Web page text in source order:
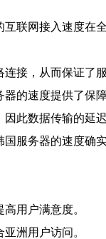
联网接入速度在
接，从而保证了服
的速度提供了保障
此数据传输的延
服务器的速度
用户满意度。
洲用户访问。